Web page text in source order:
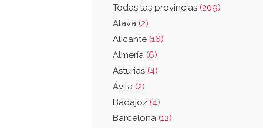
Todas las provincias (209)
Álava (2)
Alicante (16)
Almería (6)
Asturias (4)
Ávila (2)
Badajoz (4)
Barcelona (12)